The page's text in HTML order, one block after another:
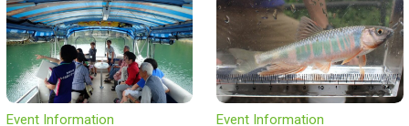
Event Information Event Information